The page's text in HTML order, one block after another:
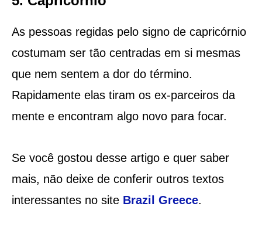
As pessoas regidas pelo signo de capricórnio
costumam ser tão centradas em si mesmas
que nem sentem a dor do término.
Rapidamente elas tiram os ex-parceiros da
mente e encontram algo novo para focar.
Se você gostou desse artigo e quer saber
mais, não deixe de conferir outros textos
interessantes no site Brazil Greece.